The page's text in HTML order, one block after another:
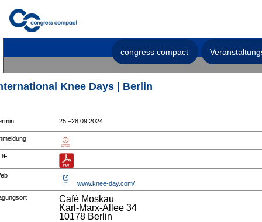
congress compact
Knee Days | Berlin
25.–28.09.2024
www.knee-day.com/
Café Moskau
Karl-Marx-Allee 34
10178 Berlin